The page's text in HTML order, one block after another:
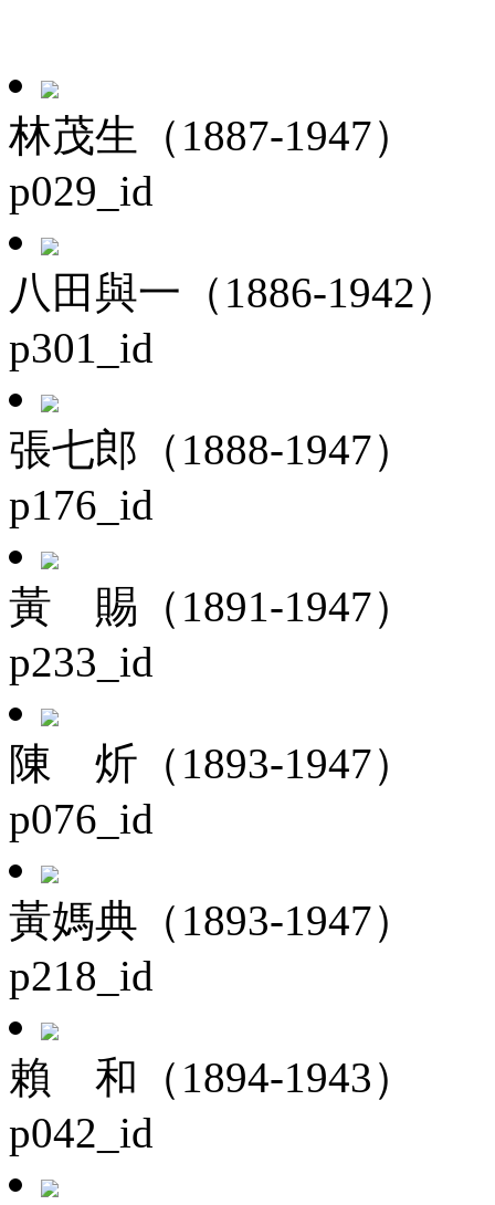
林茂生（1887-1947）
p029_id
八田與一（1886-1942）
p301_id
張七郎（1888-1947）
p176_id
黃 賜（1891-1947）
p233_id
陳 炘（1893-1947）
p076_id
黃媽典（1893-1947）
p218_id
賴 和（1894-1943）
p042_id